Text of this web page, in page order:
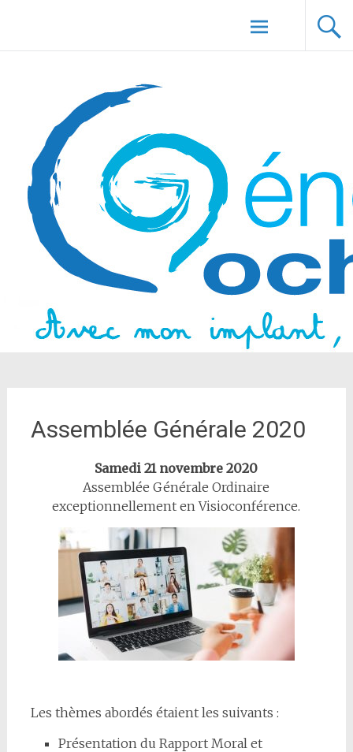
Aller au
contenu
principal
Assemblée Générale 2020
Samedi 21 novembre 2020
Assemblée Générale Ordinaire
exceptionnellement en Visioconférence.
Les thèmes abordés étaient les suivants :
Présentation du Rapport Moral et